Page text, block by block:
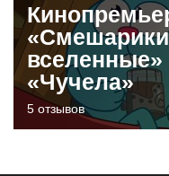
«Чучела»
5 отзывов